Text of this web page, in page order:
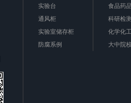
实验台
通风柜
实验室储存柜
防腐系例
食品药
科研检
化学化
大中院